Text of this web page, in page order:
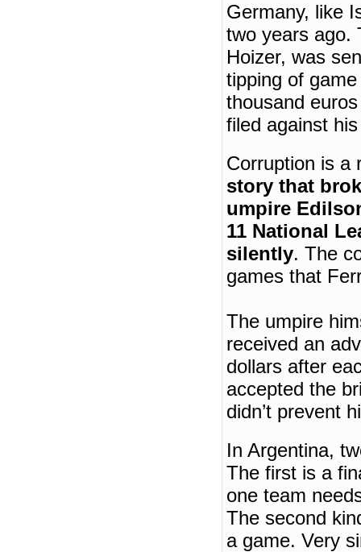
Germany, like
two years ago.
Hoizer, was
tipping of
thousand
filed against
Corruption is a
story that
umpire
11 National
silently. The
games that
The umpire
received an
dollars after
accepted the
didn’t prevent
In Argentina,
The first is a
one team
The second
a game. Very